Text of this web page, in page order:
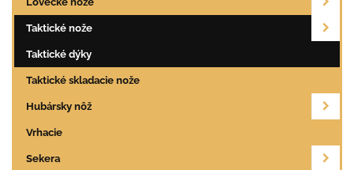
Taktické nože
Taktické dýky
Taktické skladacie nože
Hubársky nôž
Vrhacie
Sekera